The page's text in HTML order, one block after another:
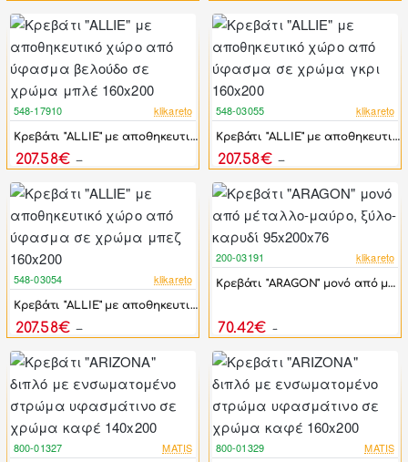
-44%
548-17910 klikareto
Κρεβάτι "ALLIE" με αποθηκευτικό χώρο από ύφασμα βελούδο σε χρώμα μπλέ 160x200
207.58€
-44%
548-03055 klikareto
Κρεβάτι "ALLIE" με αποθηκευτικό χώρο από ύφασμα σε χρώμα γκρι 160x200
207.58€
-44%
548-03054 klikareto
Κρεβάτι "ALLIE" με αποθηκευτικό χώρο από ύφασμα σε χρώμα μπεζ 160x200
207.58€
-46%
200-03191 klikareto
Κρεβάτι "ARAGON" μονό από μέταλλο-μαύρο, ξύλο-καρυδί 95x200x76
70.42€
-17%
800-01327 MATIS -17%
800-01329 MATIS